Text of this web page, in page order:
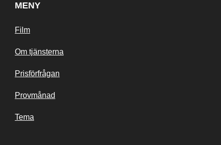
MENY
Film
Om tjänsterna
Prisförfrågan
Provmånad
Tema